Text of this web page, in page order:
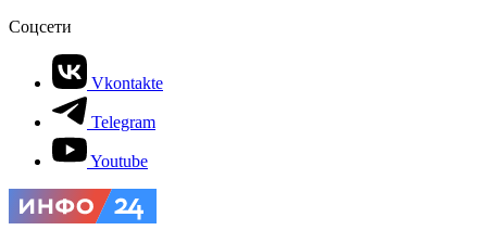
Соцсети
Vkontakte
Telegram
Youtube